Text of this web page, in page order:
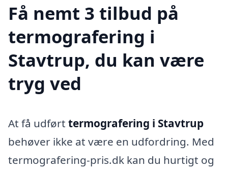
Få nemt 3 tilbud på
termografering i
Stavtrup, du kan være
tryg ved
At få udført termografering i Stavtrup
behøver ikke at være en udfordring. Med
termografering-pris.dk kan du hurtigt og